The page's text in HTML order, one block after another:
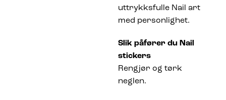
uttrykksfulle Nail art
med personlighet.
Slik påfører du Nail
stickers
Rengjør og tørk
neglen.